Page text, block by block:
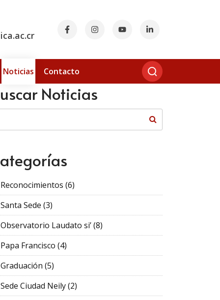
Noticias Contacto
Noticias
Reconocimientos (6)
Santa Sede (3)
Observatorio Laudato si’(8)
Papa Francisco (4)
Graduación (5)
Sede Ciudad Neily(2)